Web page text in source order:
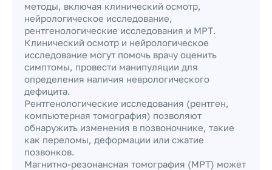
методы, включая клинический осмотр,
нейрологическое исследование,
рентгенологические исследования и МРТ.
Клинический осмотр и нейрологическое
исследование могут помочь врачу оценить
симптомы, провести манипуляции для
определения наличия неврологического
дефицита.
Рентгенологические исследования (рентген,
компьютерная томография) позволяют
обнаружить изменения в позвоночнике, такие
как переломы, деформации или сжатие
позвонков.
Магнитно-резонансная томография (МРТ) может